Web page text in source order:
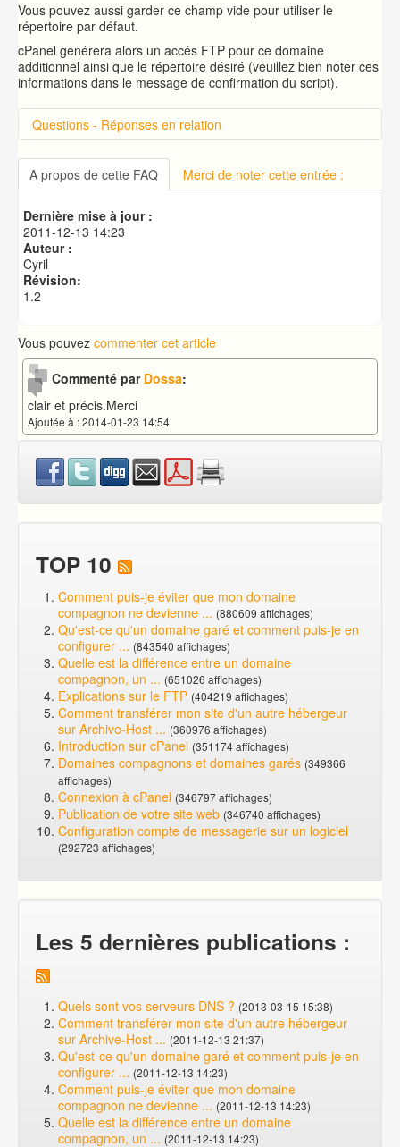
Vous pouvez aussi garder ce champ vide pour utiliser le
répertoire par défaut.
cPanel générera alors un accés FTP pour ce domaine
additionnel ainsi que le répertoire désiré (veuillez bien noter ces
informations dans le message de confirmation du script).
Questions - Réponses en relation
Introduction sur cPanel
Qu'est-ce qu'un transfert ?
Qu'est-ce qu'un AuthCode ou EPP (code
Pourquoi avez-vous besoin d'enregistrer un nom de
domaine ?
Quelle est la différence entre un domaine compagnon,
A propos de cette FAQ Merci de noter cette entrée :
Dernière mise à jour :
2011-12-13 14:23
Auteur :
Cyril
Révision:
1.2
Vous pouvez commenter cet article
Commenté par Dossa:
clair et précis.Merci
Ajoutée à : 2014-01-23 14:54
TOP 10
Comment puis-je éviter que mon domaine
compagnon ne devienne ... (880609 affichages)
Qu'est-ce qu'un domaine garé et comment puis-je en
configurer ... (843540 affichages)
Quelle est la différence entre un domaine
compagnon, un ... (651026 affichages)
Explications sur le FTP (404219 affichages)
Comment transférer mon site d'un autre hébergeur
sur Archive-Host ... (360976 affichages)
Introduction sur cPanel (351174 affichages)
Domaines compagnons et domaines garés (349366
affichages)
Connexion à cPanel (346797 affichages)
Publication de votre site web (346740 affichages)
Configuration compte de messagerie sur un logiciel
(292723 affichages)
Les 5 dernières publications :
Quels sont vos serveurs DNS ? (2013-03-15 15:38)
Comment transférer mon site d'un autre hébergeur
sur Archive-Host ... (2011-12-13 21:37)
Qu'est-ce qu'un domaine garé et comment puis-je en
configurer ... (2011-12-13 14:23)
Comment puis-je éviter que mon domaine
compagnon ne devienne ... (2011-12-13 14:23)
Quelle est la différence entre un domaine
compagnon, un ... (2011-12-13 14:23)